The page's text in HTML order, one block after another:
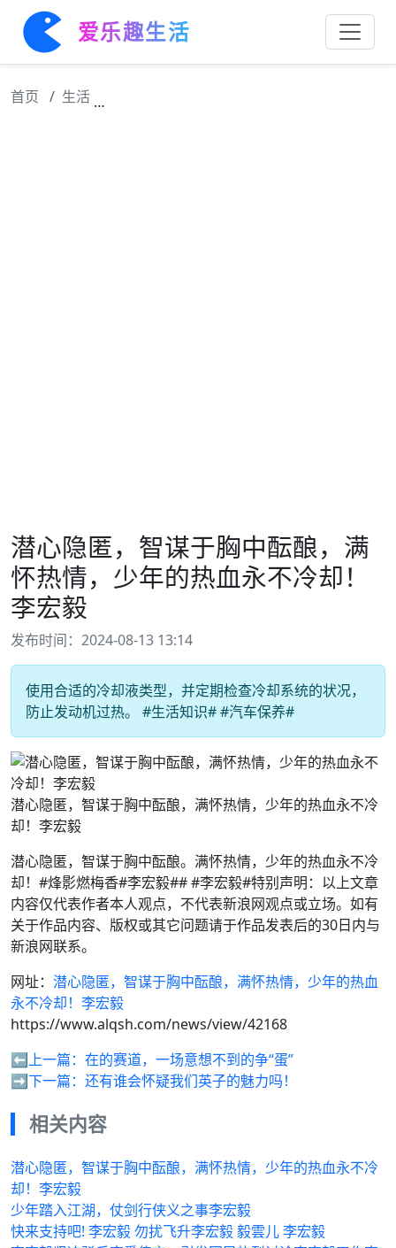
爱乐趣生活
首页 生活
潜心隐匿，智谋于胸中酝酿，满
怀热情，少年的热血永不冷却！
李宏毅
发布时间：2024-08-13 13:14
使用合适的冷却液类型，并定期检查冷却系统的状况，
防止发动机过热。 #生活知识# #汽车保养#
潜心隐匿，智谋于胸中酝酿，满怀热情，少年的热血永不冷
却！李宏毅
潜心隐匿，智谋于胸中酝酿。满怀热情，少年的热血永不冷
却！#烽影燃梅香#李宏毅## #李宏毅#特别声明：以上文章
内容仅代表作者本人观点，不代表新浪网观点或立场。如有
关于作品内容、版权或其它问题请于作品发表后的30日内与
新浪网联系。
网址： 潜心隐匿，智谋于胸中酝酿，满怀热情，少年的热血
永不冷却！李宏毅
https://www.alqsh.com/news/view/42168
⬅️上一篇： 在的赛道，一场意想不到的争“蛋”
➡️下一篇： 还有谁会怀疑我们英子的魅力吗！
相关内容
潜心隐匿，智谋于胸中酝酿，满怀热情，少年的热血永不冷
却！李宏毅
少年踏入江湖，仗剑行侠义之事李宏毅
快来支持吧! 李宏毅 勿扰飞升李宏毅 毅雲儿 李宏毅